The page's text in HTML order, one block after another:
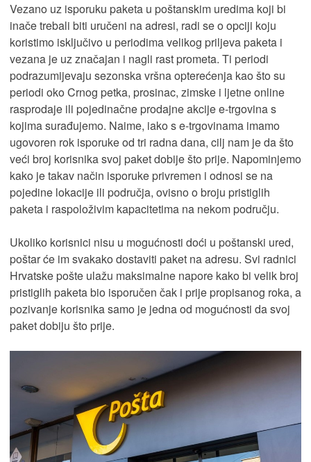
Vezano uz isporuku paketa u poštanskim uredima koji bi
inače trebali biti uručeni na adresi, radi se o opciji koju
koristimo isključivo u periodima velikog priljeva paketa i
vezana je uz značajan i nagli rast prometa. Ti periodi
podrazumijevaju sezonska vršna opterećenja kao što su
periodi oko Crnog petka, prosinac, zimske i ljetne online
rasprodaje ili pojedinačne prodajne akcije e-trgovina s
kojima surađujemo. Naime, iako s e-trgovinama imamo
ugovoren rok isporuke od tri radna dana, cilj nam je da što
veći broj korisnika svoj paket dobije što prije. Napominjemo
kako je takav način isporuke privremen i odnosi se na
pojedine lokacije ili područja, ovisno o broju pristiglih
paketa i raspoloživim kapacitetima na nekom području.
Ukoliko korisnici nisu u mogućnosti doći u poštanski ured,
poštar će im svakako dostaviti paket na adresu. Svi radnici
Hrvatske pošte ulažu maksimalne napore kako bi velik broj
pristiglih paketa bio isporučen čak i prije propisanog roka, a
pozivanje korisnika samo je jedna od mogućnosti da svoj
paket dobiju što prije.